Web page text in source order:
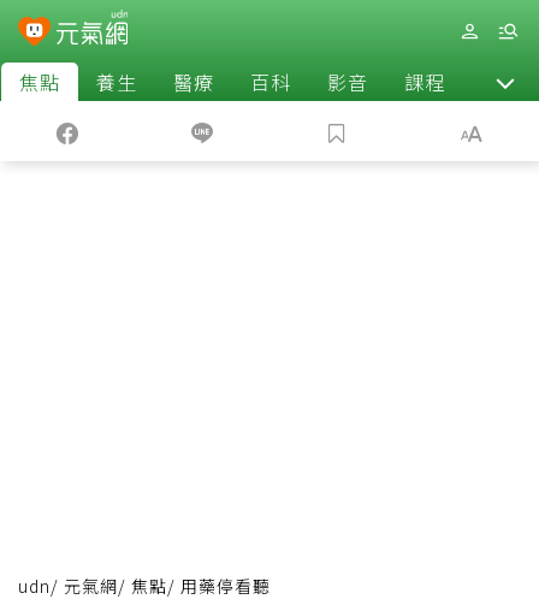
焦點 養生 醫療 百科 影音 課程 退休
udn/ 元氣網/ 焦點/ 用藥停看聽